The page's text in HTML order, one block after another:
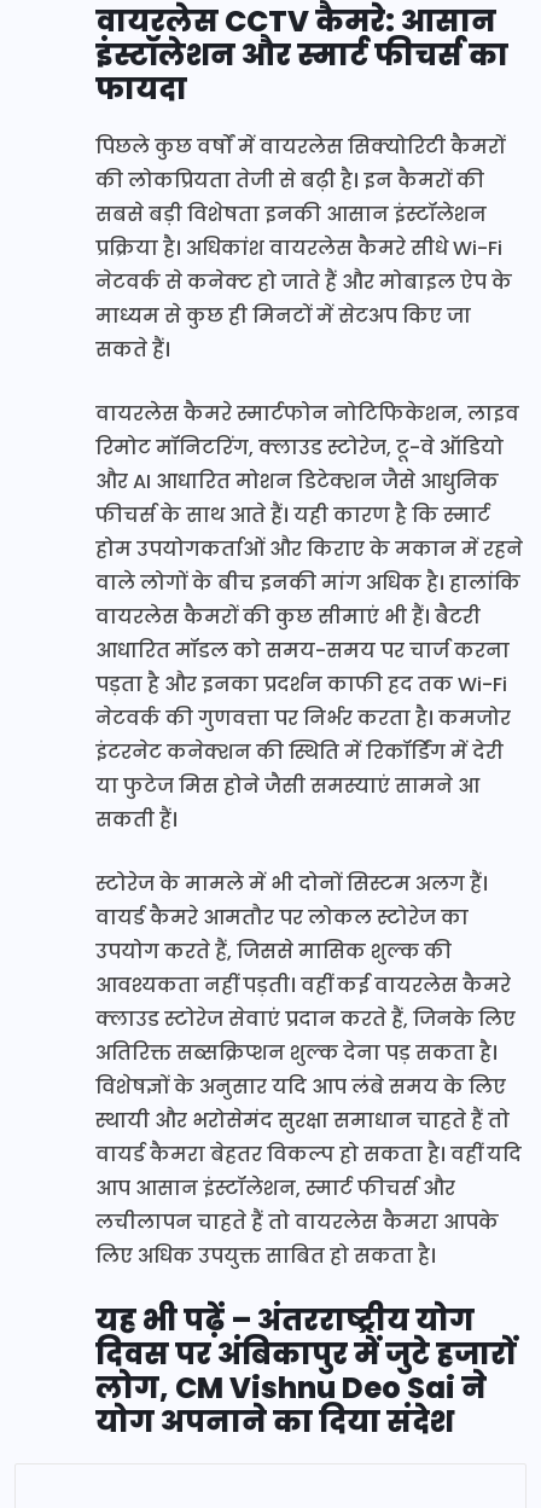
वायरलेस CCTV कैमरे: आसान
इंस्टॉलेशन और स्मार्ट फीचर्स का
फायदा
पिछले कुछ वर्षों में वायरलेस सिक्योरिटी कैमरों
की लोकप्रियता तेजी से बढ़ी है। इन कैमरों की
सबसे बड़ी विशेषता इनकी आसान इंस्टॉलेशन
प्रक्रिया है। अधिकांश वायरलेस कैमरे सीधे Wi-Fi
नेटवर्क से कनेक्ट हो जाते हैं और मोबाइल ऐप के
माध्यम से कुछ ही मिनटों में सेटअप किए जा
सकते हैं।
वायरलेस कैमरे स्मार्टफोन नोटिफिकेशन, लाइव
रिमोट मॉनिटरिंग, क्लाउड स्टोरेज, टू-वे ऑडियो
और AI आधारित मोशन डिटेक्शन जैसे आधुनिक
फीचर्स के साथ आते हैं। यही कारण है कि स्मार्ट
होम उपयोगकर्ताओं और किराए के मकान में रहने
वाले लोगों के बीच इनकी मांग अधिक है। हालांकि
वायरलेस कैमरों की कुछ सीमाएं भी हैं। बैटरी
आधारित मॉडल को समय-समय पर चार्ज करना
पड़ता है और इनका प्रदर्शन काफी हद तक Wi-Fi
नेटवर्क की गुणवत्ता पर निर्भर करता है। कमजोर
इंटरनेट कनेक्शन की स्थिति में रिकॉर्डिंग में देरी
या फुटेज मिस होने जैसी समस्याएं सामने आ
सकती हैं।
स्टोरेज के मामले में भी दोनों सिस्टम अलग हैं।
वायर्ड कैमरे आमतौर पर लोकल स्टोरेज का
उपयोग करते हैं, जिससे मासिक शुल्क की
आवश्यकता नहीं पड़ती। वहीं कई वायरलेस कैमरे
क्लाउड स्टोरेज सेवाएं प्रदान करते हैं, जिनके लिए
अतिरिक्त सब्सक्रिप्शन शुल्क देना पड़ सकता है।
विशेषज्ञों के अनुसार यदि आप लंबे समय के लिए
स्थायी और भरोसेमंद सुरक्षा समाधान चाहते हैं तो
वायर्ड कैमरा बेहतर विकल्प हो सकता है। वहीं यदि
आप आसान इंस्टॉलेशन, स्मार्ट फीचर्स और
लचीलापन चाहते हैं तो वायरलेस कैमरा आपके
लिए अधिक उपयुक्त साबित हो सकता है।
यह भी पढ़ें – अंतरराष्ट्रीय योग
दिवस पर अंबिकापुर में जुटे हजारों
लोग, CM Vishnu Deo Sai ने
योग अपनाने का दिया संदेश